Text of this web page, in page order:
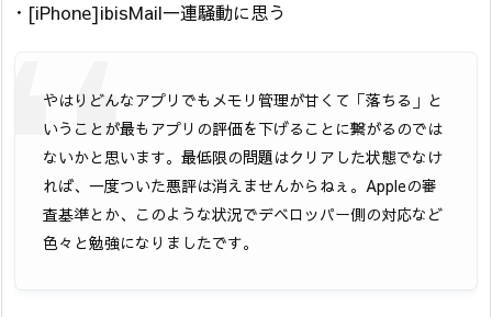
・[iPhone]ibisMail一連騒動に思う
やはりどんなアプリでもメモリ管理が甘くて「落ちる」と
いうことが最もアプリの評価を下げることに繋がるのでは
ないかと思います。最低限の問題はクリアした状態でなけ
れば、一度ついた悪評は消えませんからねぇ。Appleの審
査基準とか、このような状況でデベロッパー側の対応など
色々と勉強になりましたです。